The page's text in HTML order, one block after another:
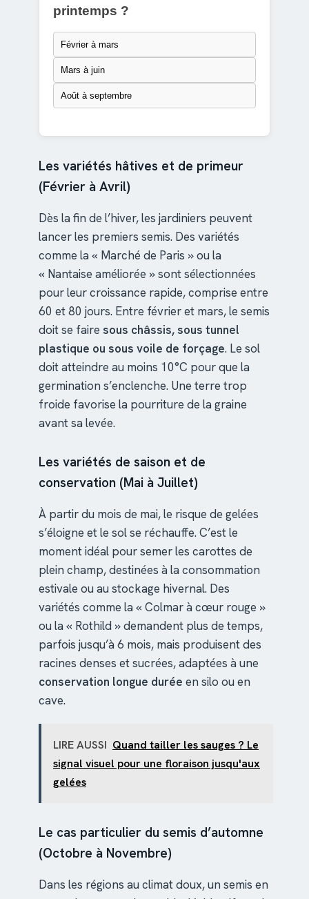
printemps ?
Février à mars
Mars à juin
Août à septembre
Les variétés hâtives et de primeur
(Février à Avril)
Dès la fin de l’hiver, les jardiniers peuvent
lancer les premiers semis. Des variétés
comme la « Marché de Paris » ou la
« Nantaise améliorée » sont sélectionnées
pour leur croissance rapide, comprise entre
60 et 80 jours. Entre février et mars, le semis
doit se faire sous châssis, sous tunnel
plastique ou sous voile de forçage. Le sol
doit atteindre au moins 10°C pour que la
germination s’enclenche. Une terre trop
froide favorise la pourriture de la graine
avant sa levée.
Les variétés de saison et de
conservation (Mai à Juillet)
À partir du mois de mai, le risque de gelées
s’éloigne et le sol se réchauffe. C’est le
moment idéal pour semer les carottes de
plein champ, destinées à la consommation
estivale ou au stockage hivernal. Des
variétés comme la « Colmar à cœur rouge »
ou la « Rothild » demandent plus de temps,
parfois jusqu’à 6 mois, mais produisent des
racines denses et sucrées, adaptées à une
conservation longue durée en silo ou en
cave.
LIRE AUSSI Quand tailler les sauges ? Le
signal visuel pour une floraison jusqu'aux
gelées
Le cas particulier du semis d’automne
(Octobre à Novembre)
Dans les régions au climat doux, un semis en